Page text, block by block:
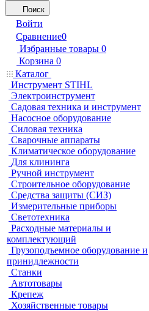
Поиск
Войти
Сравнение0
Избранные товары 0
Корзина 0
Каталог
Инструмент STIHL
Электроинструмент
Садовая техника и инструмент
Насосное оборудование
Силовая техника
Сварочные аппараты
Климатическое оборудование
Для клининга
Ручной инструмент
Строительное оборудование
Средства защиты (СИЗ)
Измерительные приборы
Светотехника
Расходные материалы и
комплектующий
Грузоподъемное оборудование и
принидлежности
Станки
Автотовары
Крепеж
Хозяйственные товары